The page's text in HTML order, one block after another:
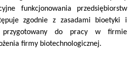
funkcjonowania przedsiębiorstw
zgodnie z zasadami bioetyki i
przygotowany do pracy w firmie
firmy biotechnologicznej.